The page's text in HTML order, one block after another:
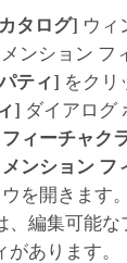
タログ] ウィ
ンション フ
ティ] をクリ
] ダイアログ
ィーチャク
ンション フ
を開きます
、編集可能
あります。